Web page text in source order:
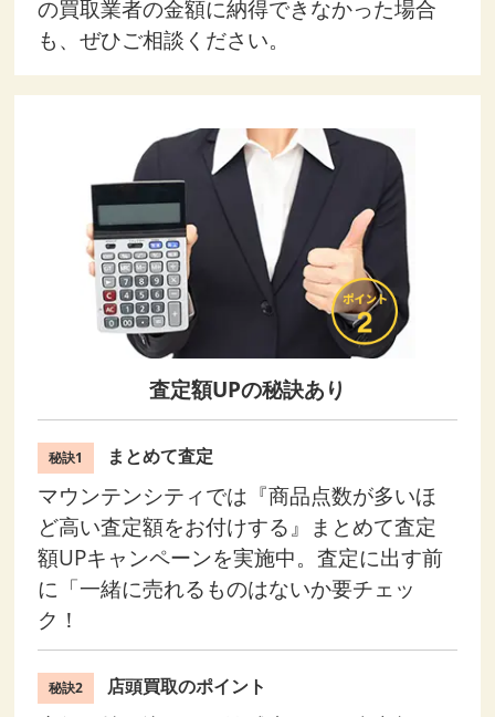
の買取業者の金額に納得できなかった場合
も、ぜひご相談ください。
査定額UPの秘訣あり
秘訣1 まとめて査定
マウンテンシティでは『商品点数が多いほ
ど高い査定額をお付けする』まとめて査定
額UPキャンペーンを実施中。査定に出す前
に「一緒に売れるものはないか要チェッ
ク！
秘訣2 店頭買取のポイント